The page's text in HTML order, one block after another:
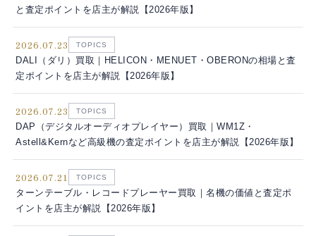
と査定ポイントを店主が解説【2026年版】
2026.07.23 TOPICS
DALI（ダリ）買取｜HELICON・MENUET・OBERONの相場と査
定ポイントを店主が解説【2026年版】
2026.07.23 TOPICS
DAP（デジタルオーディオプレイヤー）買取｜WM1Z・
Astell&Kernなど高級機の査定ポイントを店主が解説【2026年版】
2026.07.21 TOPICS
ターンテーブル・レコードプレーヤー買取｜名機の価値と査定ポ
イントを店主が解説【2026年版】